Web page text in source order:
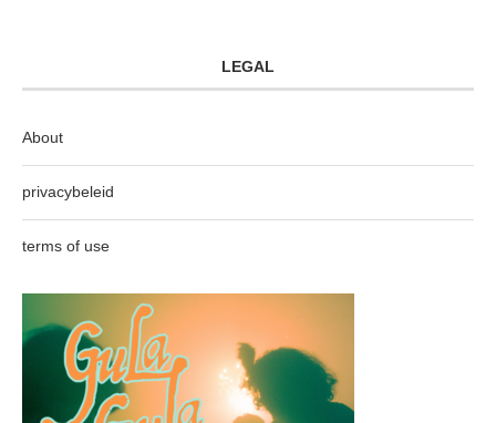
LEGAL
About
privacybeleid
terms of use